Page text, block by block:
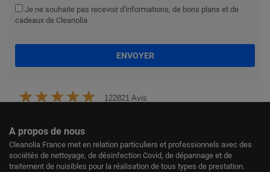
Je ne souhaite pas recevoir d'informations, de bons plans et de
cadeaux de Cleanolia
ENVOYER
122821 Avis
A propos de nous
Cleanolia France met en relation particuliers et professionnels avec des
sociétés de nettoyage, de désinfection Covid, de dépannage et de
traitement de nuisibles pour la réalisation de tous types de prestation.